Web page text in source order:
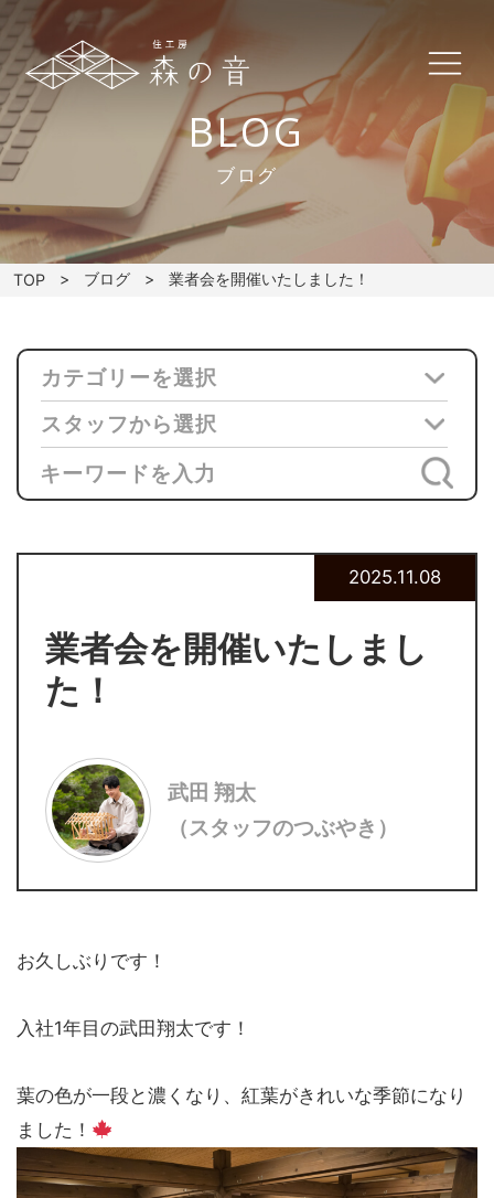
BLOG
ブログ
TOP ブログ 業者会を開催いたしました！
業者会を開催いたしまし
た！
2025.11.08
武田 翔太
（スタッフのつぶやき）
お久しぶりです！
入社1年目の武田翔太です！
葉の色が一段と濃くなり、紅葉がきれいな季節になり
ました！